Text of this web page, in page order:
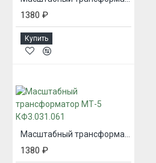
1380 ₽
Купить
Масштабный трансформатор МТ-5 КФ3.031.061
1380 ₽